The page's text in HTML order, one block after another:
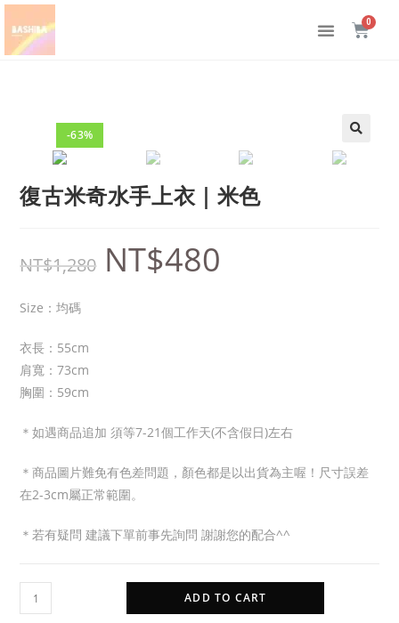
-63%
復古米奇水手上衣｜米色
NT$1,280 NT$480
Size：均碼
衣長：55cm
肩寬：73cm
胸圍：59cm
＊如遇商品追加 須等7-21個工作天(不含假日)左右
＊商品圖片難免有色差問題，顏色都是以出貨為主喔！尺寸誤差
在2-3cm屬正常範圍。
＊若有疑問 建議下單前事先詢問 謝謝您的配合^^
ADD TO CART